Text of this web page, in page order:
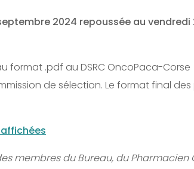
2024 repoussée au
format .pdf au DSRC OncoPaca-Corse
de sélection. Le format final
membres du Bureau, du Pharmacien